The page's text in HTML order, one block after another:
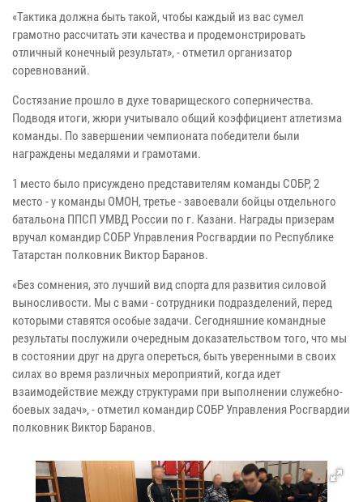
«Тактика должна быть такой, чтобы каждый из вас сумел
грамотно рассчитать эти качества и продемонстрировать
отличный конечный результат», - отметил организатор
соревнований.
Состязание прошло в духе товарищеского соперничества.
Подводя итоги, жюри учитывало общий коэффициент атлетизма
команды. По завершении чемпионата победители были
награждены медалями и грамотами.
1 место было присуждено представителям команды СОБР, 2
место - у команды ОМОН, третье - завоевали бойцы отдельного
батальона ППСП УМВД России по г. Казани. Награды призерам
вручал командир СОБР Управления Росгвардии по Республике
Татарстан полковник Виктор Баранов.
«Без сомнения, это лучший вид спорта для развития силовой
выносливости. Мы с вами - сотрудники подразделений, перед
которыми ставятся особые задачи. Сегодняшние командные
результаты послужили очередным доказательством того, что мы
в состоянии друг на друга опереться, быть уверенными в своих
силах во время различных мероприятий, когда идет
взаимодействие между структурами при выполнении служебно-
боевых задач», - отметил командир СОБР Управления Росгвардии
полковник Виктор Баранов.